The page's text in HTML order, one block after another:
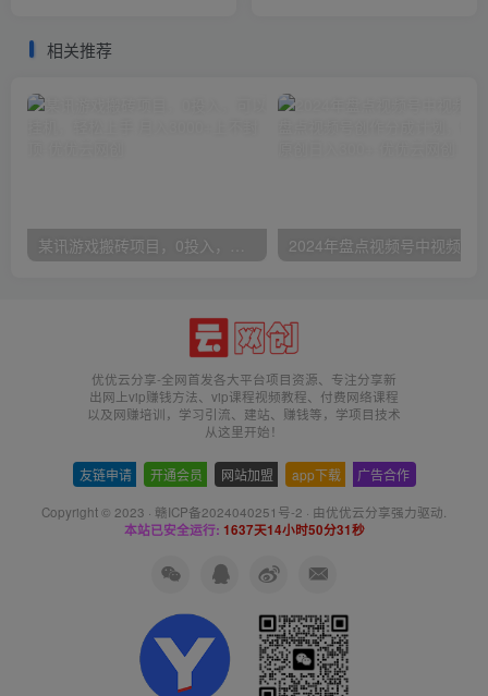
相关推荐
优优云分享-全网首发各大平台项目资源、专注分享新
出网上vip赚钱方法、vip课程视频教程、付费网络课程
以及网赚培训，学习引流、建站、赚钱等，学项目技术
从这里开始！
友链申请 开通会员 网站加盟 app下载 广告合作
Copyright © 2023 · 赣ICP备2024040251号-2 · 由优优云分享强力驱动.
本站已安全运行: 1637天14小时50分31秒